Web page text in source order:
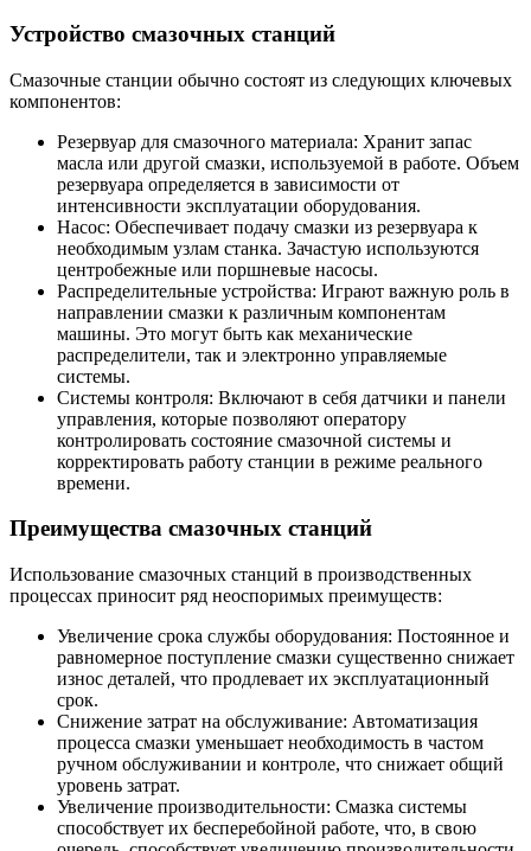
Устройство смазочных станций
Смазочные станции обычно состоят из следующих ключевых
компонентов:
Резервуар для смазочного материала: Хранит запас
масла или другой смазки, используемой в работе. Объем
резервуара определяется в зависимости от
интенсивности эксплуатации оборудования.
Насос: Обеспечивает подачу смазки из резервуара к
необходимым узлам станка. Зачастую используются
центробежные или поршневые насосы.
Распределительные устройства: Играют важную роль в
направлении смазки к различным компонентам
машины. Это могут быть как механические
распределители, так и электронно управляемые
системы.
Системы контроля: Включают в себя датчики и панели
управления, которые позволяют оператору
контролировать состояние смазочной системы и
корректировать работу станции в режиме реального
времени.
Преимущества смазочных станций
Использование смазочных станций в производственных
процессах приносит ряд неоспоримых преимуществ:
Увеличение срока службы оборудования: Постоянное и
равномерное поступление смазки существенно снижает
износ деталей, что продлевает их эксплуатационный
срок.
Снижение затрат на обслуживание: Автоматизация
процесса смазки уменьшает необходимость в частом
ручном обслуживании и контроле, что снижает общий
уровень затрат.
Увеличение производительности: Смазка системы
способствует их бесперебойной работе, что, в свою